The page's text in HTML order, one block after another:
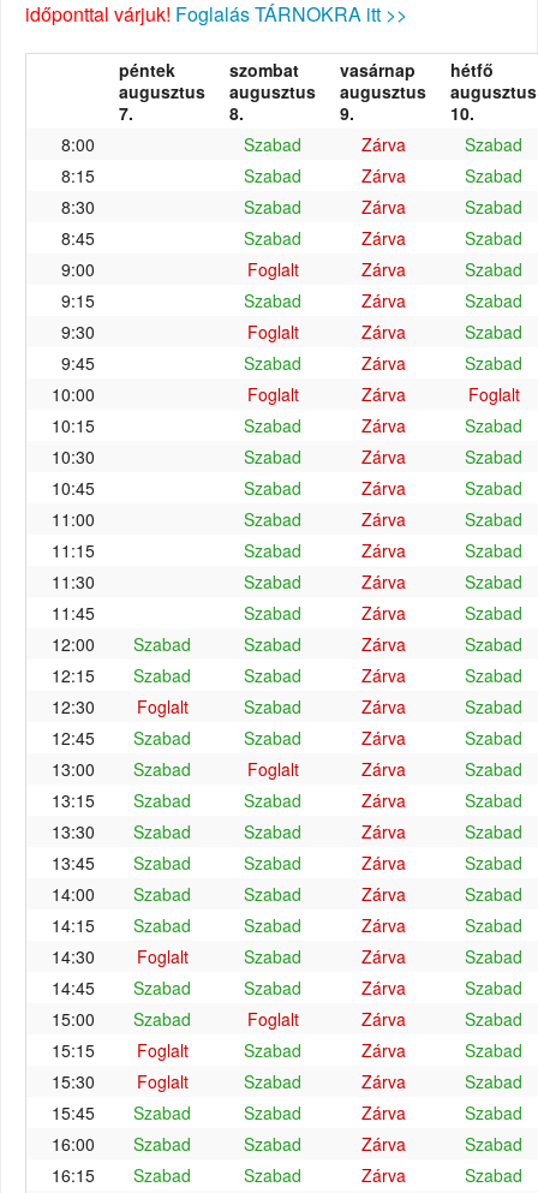
időponttal várjuk! Foglalás TÁRNOKRA itt >>
péntek
augusztus
7.
szombat
augusztus
8.
vasárnap
augusztus
9.
hétfő
augusztus
10.
8:00
Szabad Zárva
Szabad
8:15
Szabad Zárva
Szabad
8:30
Szabad Zárva
Szabad
8:45
Szabad Zárva
Szabad
9:00
Foglalt Zárva
Szabad
9:15
Szabad Zárva
Szabad
9:30
Foglalt Zárva
Szabad
9:45
Szabad Zárva
Szabad
10:00
Foglalt Zárva
Foglalt
10:15
Szabad Zárva
Szabad
10:30
Szabad Zárva
Szabad
10:45
Szabad Zárva
Szabad
11:00
Szabad Zárva
Szabad
11:15
Szabad Zárva
Szabad
11:30
Szabad Zárva
Szabad
11:45
Szabad Zárva
Szabad
12:00
Szabad Szabad Zárva
Szabad
12:15
Szabad Szabad Zárva
Szabad
12:30
Foglalt Szabad Zárva
Szabad
12:45
Szabad Szabad Zárva
Szabad
13:00
Szabad Foglalt Zárva
Szabad
13:15
Szabad Szabad Zárva
Szabad
13:30
Szabad Szabad Zárva
Szabad
13:45
Szabad Szabad Zárva
Szabad
14:00
Szabad Szabad Zárva
Szabad
14:15
Szabad Szabad Zárva
Szabad
14:30
Foglalt Szabad Zárva
Szabad
14:45
Szabad Szabad Zárva
Szabad
15:00
Szabad Foglalt Zárva
Szabad
15:15
Foglalt Szabad Zárva
Szabad
15:30
Foglalt Szabad Zárva
Szabad
15:45
Szabad Szabad Zárva
Szabad
16:00
Szabad Szabad Zárva
Szabad
16:15
Szabad Szabad Zárva
Szabad